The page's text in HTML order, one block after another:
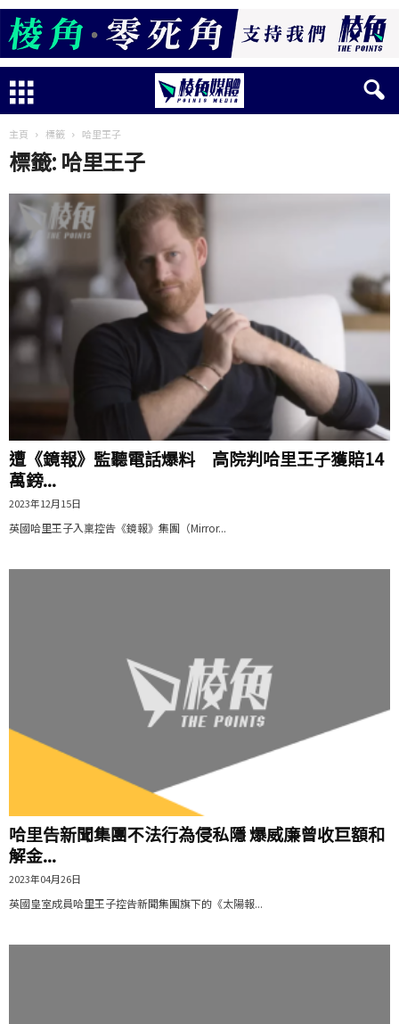
主頁 標籤 哈里王子
標籤: 哈里王子
遭《鏡報》監聽電話爆料 高院判哈里王子獲賠14
萬鎊...
2023年12月15日
英國哈里王子入稟控告《鏡報》集團（Mirror...
哈里告新聞集團不法行為侵私隱 爆威廉曾收巨額和
解金...
2023年04月26日
英國皇室成員哈里王子控告新聞集團旗下的《太陽報...